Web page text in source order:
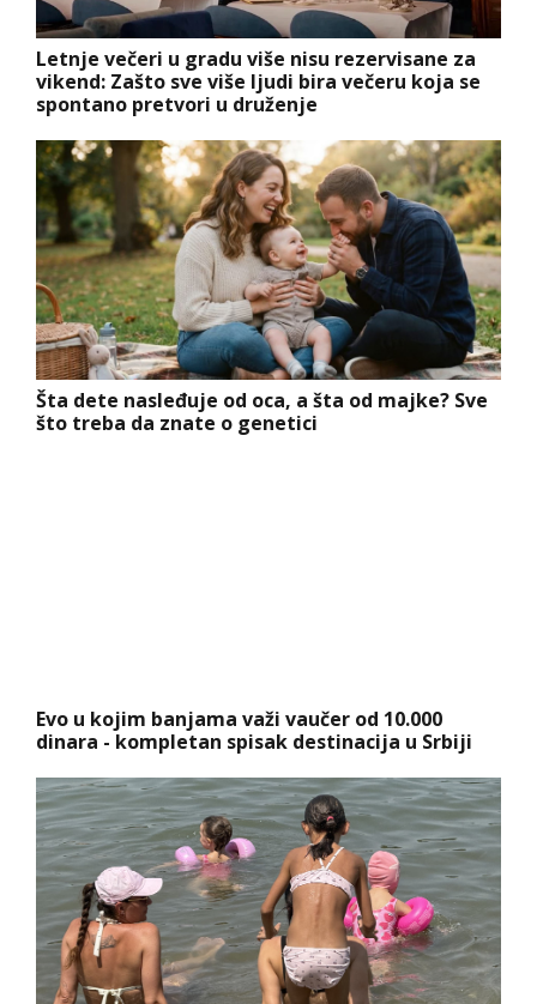
Letnje večeri u gradu više nisu rezervisane za
vikend: Zašto sve više ljudi bira večeru koja se
spontano pretvori u druženje
Šta dete nasleđuje od oca, a šta od majke? Sve
što treba da znate o genetici
Evo u kojim banjama važi vaučer od 10.000
dinara - kompletan spisak destinacija u Srbiji